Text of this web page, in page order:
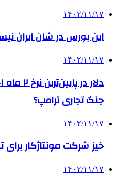
۱۴۰۲/۱۱/۱۷
این بورس در شان ایران
۱۴۰۲/۱۱/۱۷
دلار در
جنگ تجاری ترامپ؟
۱۴۰۲/۱۱/۱۷
خیز شرکت مونتاژکار
۱۴۰۲/۱۱/۱۷